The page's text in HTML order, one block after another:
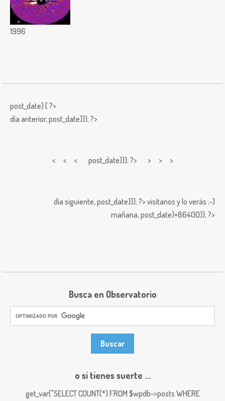
1996
post_date) { ?>
día anterior,post_date))); ?>
< < < post_date))); ?> > > >
día siguiente,post_date))); ?> visitanos y lo verás ;-)
mañana,post_date)+86400)); ?>
Busca en Observatorio
o si tienes suerte ...
get_var("SELECT COUNT(*) FROM $wpdb->posts WHERE